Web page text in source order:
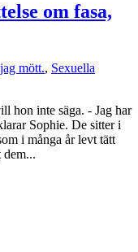
om fasa,
mött., Sexuella
hon inte säga. - Jag har
Sophie. De sitter i
i många år levt tätt